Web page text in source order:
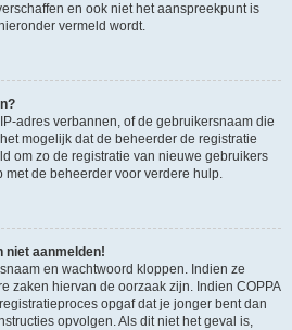
en ook niet het aanspreekpunt is
vermeld wordt.
adres verbannen, of de gebruikersnaam die
mogelijk dat de beheerder de registratie
om zo de registratie van nieuwe gebruikers
met de beheerder voor verdere hulp.
niet aanmelden!
en wachtwoord kloppen. Indien ze
zaken hiervan de oorzaak zijn. Indien COPPA
opgaf dat je jonger bent dan
opvolgen. Als dit niet het geval is,